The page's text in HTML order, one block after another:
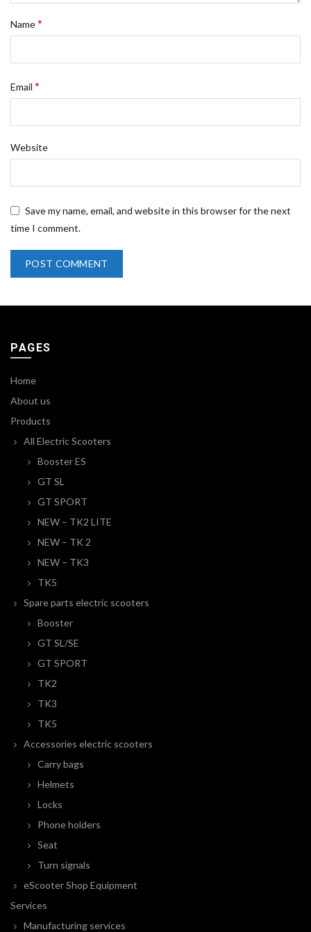
Name*
Email *
Website
Save my name, email, and website in this browser for the next
time I comment.
PAGES
Home
About us
Products
All Electric Scooters
Booster ES
GT SL
GT SPORT
NEW – TK2 LITE
NEW – TK 2
NEW – TK3
TK5
Spare parts electric scooters
Booster
GT SL/SE
GT SPORT
TK2
TK3
TK5
Accessories electric scooters
Carry bags
Helmets
Locks
Phone holders
Seat
Turn signals
eScooter Shop Equipment
Services
Manufacturing services